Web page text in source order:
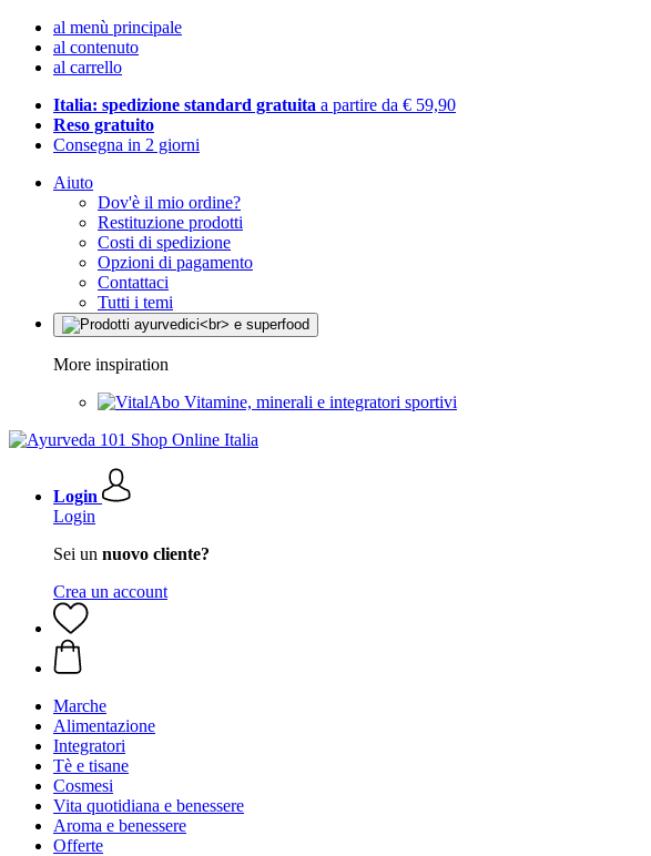
al menù principale
al contenuto
al carrello
Italia: spedizione standard gratuita a partire da € 59,90
Reso gratuito
Consegna in 2 giorni
Aiuto
Dov'è il mio ordine?
Restituzione prodotti
Costi di spedizione
Opzioni di pagamento
Contattaci
Tutti i temi
More inspiration
Vitamine, minerali e integratori sportivi
Login
Login
Sei un nuovo cliente?
Crea un account
Marche
Alimentazione
Integratori
Tè e tisane
Cosmesi
Vita quotidiana e benessere
Aroma e benessere
Offerte